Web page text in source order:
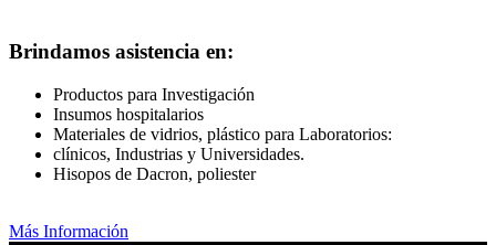
Brindamos asistencia en:
Productos para Investigación
Insumos hospitalarios
Materiales de vidrios, plástico para Laboratorios:
clínicos, Industrias y Universidades.
Hisopos de Dacron, poliester
Más Información